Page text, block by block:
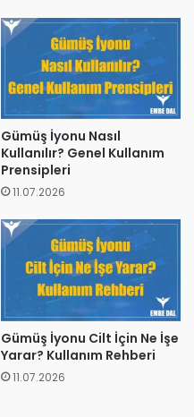
Gümüş İyonu Nasıl
Kullanılır? Genel Kullanım
Prensipleri
11.07.2026
Gümüş İyonu Cilt İçin Ne İşe
Yarar? Kullanım Rehberi
11.07.2026